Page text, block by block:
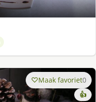
Maak favoriet0
👍